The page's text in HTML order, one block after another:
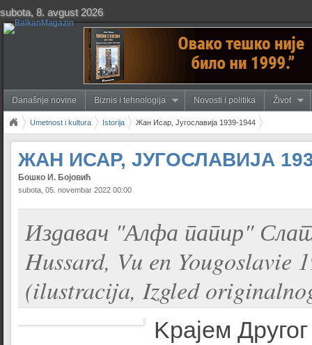
subota, 8. avgust 2026
Današnje novine Biznis i tehnologija Novosti i politika Život
Umetnost i kultura Istorija Жан Исар, Југославија 1939-1944
ЖАН ИСАР, ЈУГОСЛАВИЈА
Бошко И. Бојовић
subota, 05. novembar 2022 00:00
Издавач "Алфа папир"
Hussard, Vu en Yougoslavie
(ilustracija, Izgled
Kрајем